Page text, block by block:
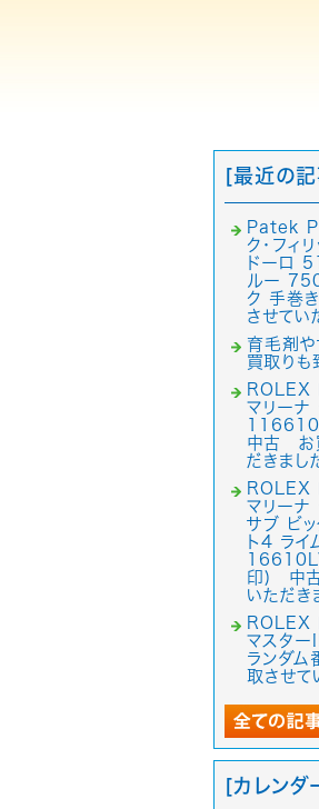
[最近の記
Patek
ク・フィ
ドーロ
ルー
ク 手巻
させてい
育毛剤や
買取りも
ROLEX
マリーナ
中古 お
だきまし
ROLEX
マリーナ
サブ ビッ
ト4 ライ
印) 中
いただき
ROLEX
マスタ
ランダ
取させて
[カレンダ